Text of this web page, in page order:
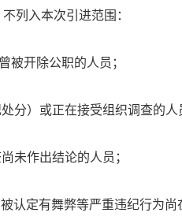
入本次引进范围：
开除公职的人员；
）或正在接受组织调查的人
作出结论的人员；
定有舞弊等严重违纪行为尚